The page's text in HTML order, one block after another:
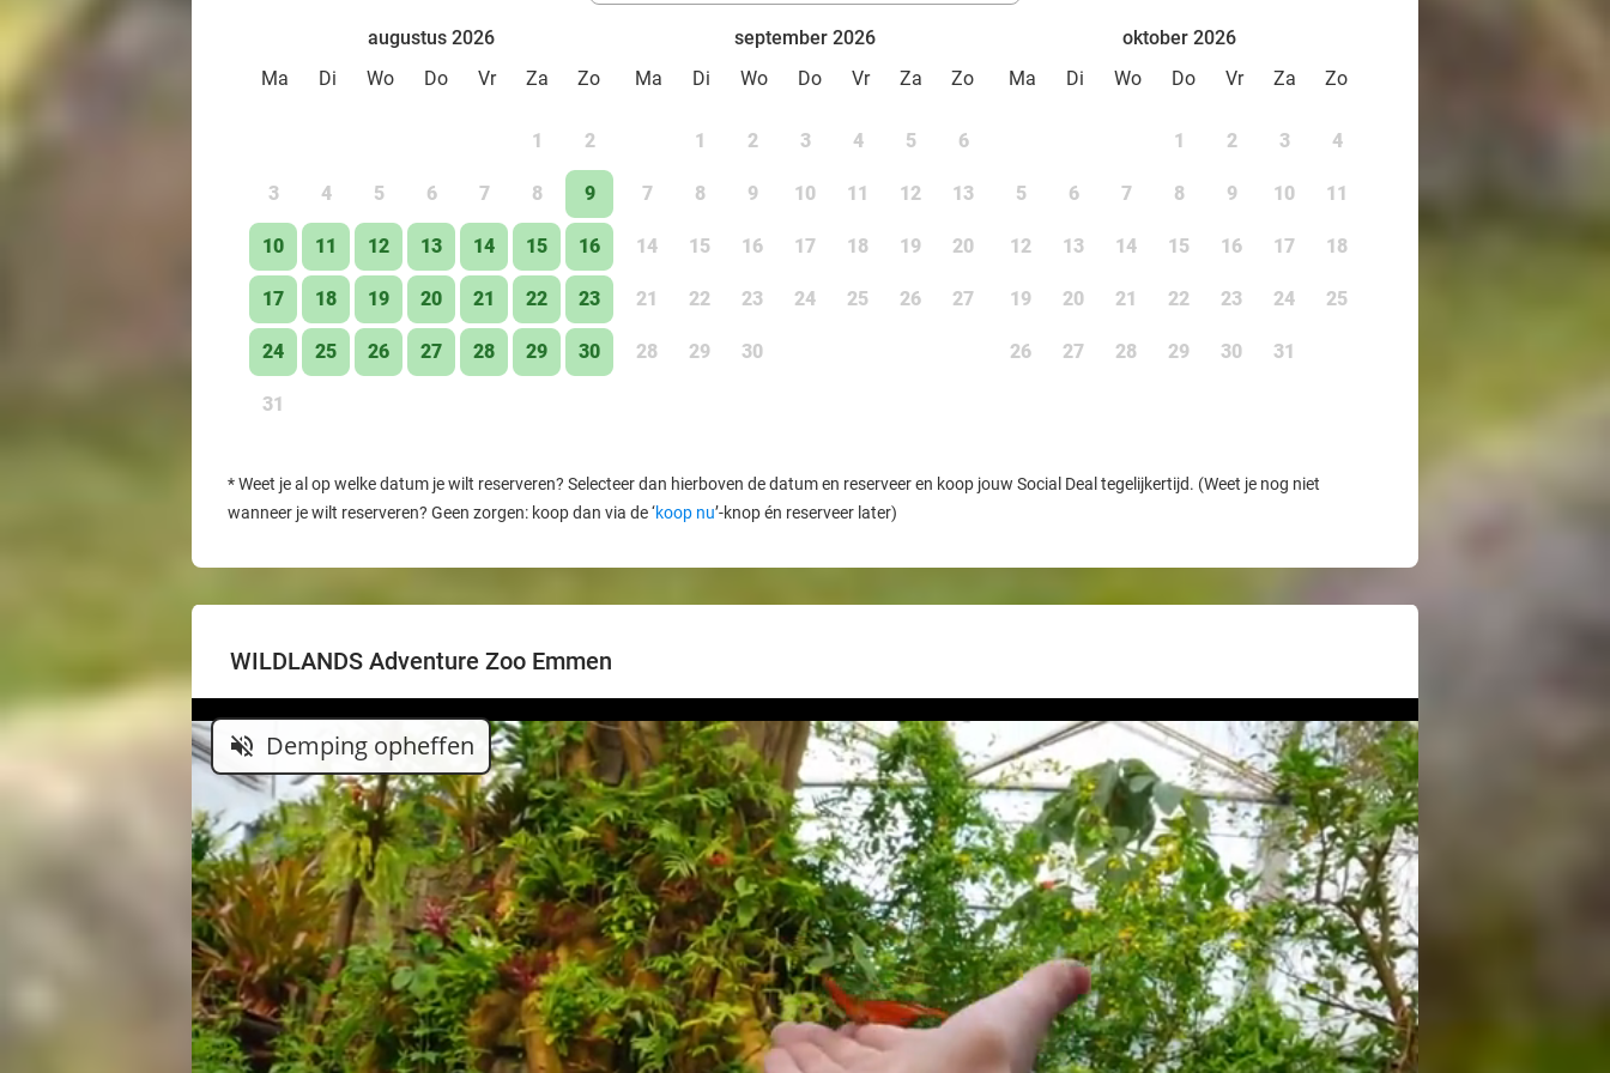
augustus 2026
Ma
Di Wo Do Vr Za Zo
1 2
3 4 5 6 7 8 9
10 11 12 13 14 15 16
17 18 19 20 21 22 23
24 25 26 27 28 29 30
31
september 2026
Ma
Di Wo Do Vr Za Zo
1 2 3 4 5 6
7 8 9 10 11 12 13
14 15 16 17 18 19 20
21 22 23 24 25 26 27
28 29 30
oktober 2026
Ma
Di Wo Do Vr Za Zo
1 2 3 4
5 6 7 8 9 10 11
12 13 14 15 16 17 18
19 20 21 22 23 24 25
26 27 28 29 30 31
*Weet je al op welke datum je wilt reserveren? Selecteer dan hierboven de datum en reserveer en koop jouw Social Deal tegelijkertijd. (Weet je nog niet
wanneer je wilt reserveren? Geen zorgen: koop dan via de ‘koop nu’-knop én reserveer later)
WILDLANDS Adventure Zoo Emmen
volume_off Demping opheffen